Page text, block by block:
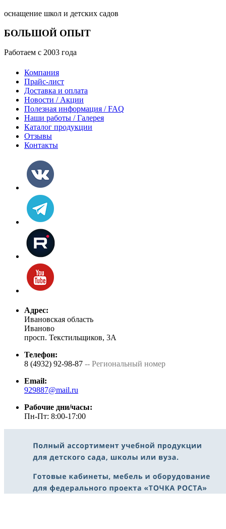
оснащение школ и детских садов
БОЛЬШОЙ ОПЫТ
Работаем с 2003 года
Компания
Прайс-лист
Доставка и оплата
Новости / Акции
Полезная информация / FAQ
Наши работы / Галерея
Каталог продукции
Отзывы
Контакты
Адрес:
Ивановская область
Иваново
просп. Текстильщиков, 3А
Телефон:
8 (4932) 92-98-87 -- Региональный номер
Email:
929887@mail.ru
Рабочие дни/часы:
Пн-Пт: 8:00-17:00